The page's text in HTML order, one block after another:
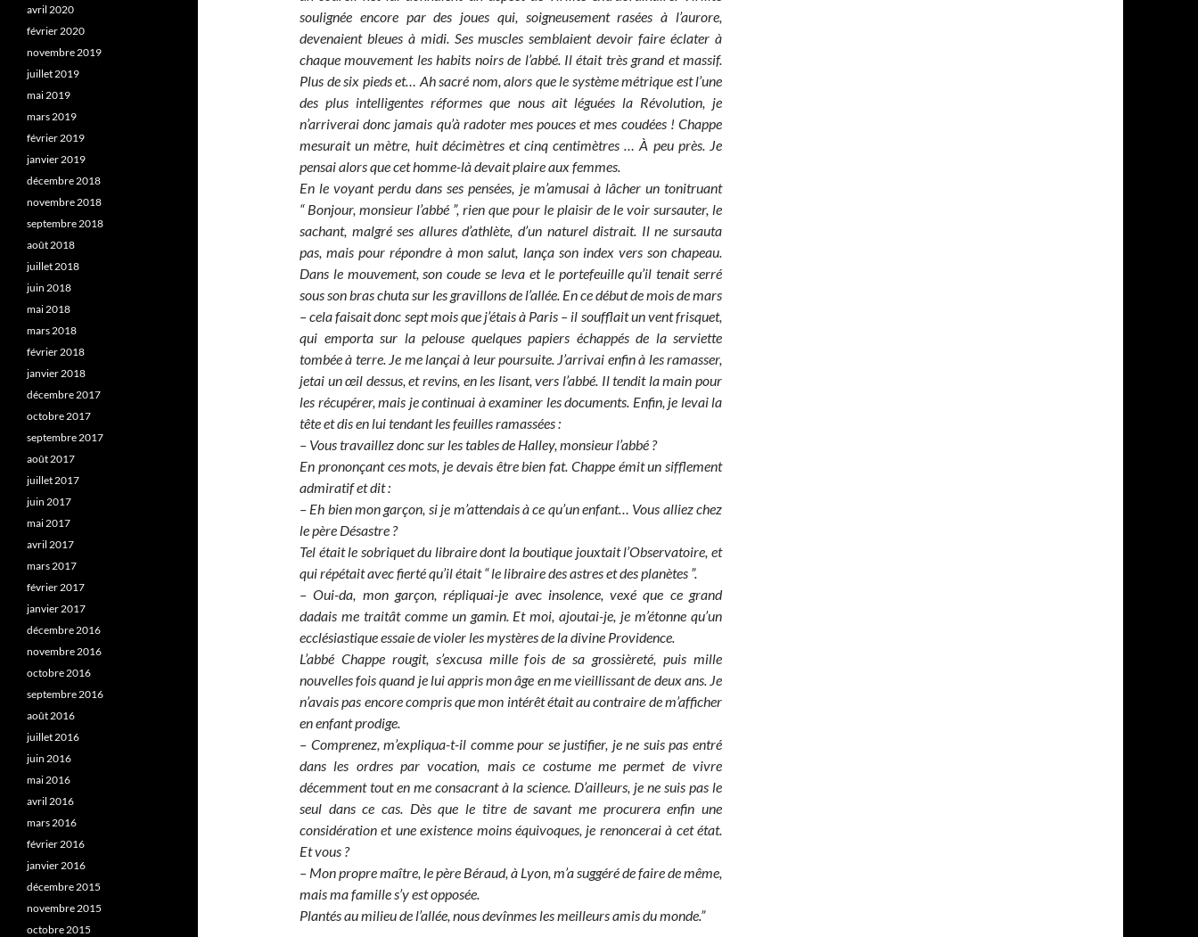
soulignée encore par des joues qui, soigneusement rasées à l’aurore,
devenaient bleues à midi. Ses muscles semblaient devoir faire éclater à
chaque mouvement les habits noirs de l’abbé. Il était très grand et massif.
Plus de six pieds et… Ah sacré nom, alors que le système métrique est l’une
des plus intelligentes réformes que nous ait léguées la Révolution, je
n’arriverai donc jamais qu’à radoter mes pouces et mes coudées ! Chappe
mesurait un mètre, huit décimètres et cinq centimètres … À peu près. Je
pensai alors que cet homme-là devait plaire aux femmes.
En le voyant perdu dans ses pensées, je m’amusai à lâcher un tonitruant
“ Bonjour, monsieur l’abbé ”, rien que pour le plaisir de le voir sursauter, le
sachant, malgré ses allures d’athlète, d’un naturel distrait. Il ne sursauta
pas, mais pour répondre à mon salut, lança son index vers son chapeau.
Dans le mouvement, son coude se leva et le portefeuille qu’il tenait serré
sous son bras chuta sur les gravillons de l’allée. En ce début de mois de mars
– cela faisait donc sept mois que j’étais à Paris – il soufflait un vent frisquet,
qui emporta sur la pelouse quelques papiers échappés de la serviette
tombée à terre. Je me lançai à leur poursuite. J’arrivai enfin à les ramasser,
jetai un œil dessus, et revins, en les lisant, vers l’abbé. Il tendit la main pour
les récupérer, mais je continuai à examiner les documents. Enfin, je levai la
tête et dis en lui tendant les feuilles ramassées :
– Vous travaillez donc sur les tables de Halley, monsieur l’abbé ?
En prononçant ces mots, je devais être bien fat. Chappe émit un sifflement
admiratif et dit :
– Eh bien mon garçon, si je m’attendais à ce qu’un enfant… Vous alliez chez
le père Désastre ?
Tel était le sobriquet du libraire dont la boutique jouxtait l’Observatoire, et
qui répétait avec fierté qu’il était “ le libraire des astres et des planètes ”.
– Oui-da, mon garçon, répliquai-je avec insolence, vexé que ce grand
dadais me traitât comme un gamin. Et moi, ajoutai-je, je m’étonne qu’un
ecclésiastique essaie de violer les mystères de la divine Providence.
L’abbé Chappe rougit, s’excusa mille fois de sa grossièreté, puis mille
nouvelles fois quand je lui appris mon âge en me vieillissant de deux ans. Je
n’avais pas encore compris que mon intérêt était au contraire de m’afficher
en enfant prodige.
– Comprenez, m’expliqua-t-il comme pour se justifier, je ne suis pas entré
dans les ordres par vocation, mais ce costume me permet de vivre
décemment tout en me consacrant à la science. D’ailleurs, je ne suis pas le
seul dans ce cas. Dès que le titre de savant me procurera enfin une
considération et une existence moins équivoques, je renoncerai à cet état.
Et vous ?
– Mon propre maître, le père Béraud, à Lyon, m’a suggéré de faire de même,
mais ma famille s’y est opposée.
Plantés au milieu de l’allée, nous devînmes les meilleurs amis du monde.”
avril 2020
février 2020
novembre 2019
juillet 2019
mai 2019
mars 2019
février 2019
janvier 2019
décembre 2018
novembre 2018
septembre 2018
août 2018
juillet 2018
juin 2018
mai 2018
mars 2018
février 2018
janvier 2018
décembre 2017
octobre 2017
septembre 2017
août 2017
juillet 2017
juin 2017
mai 2017
avril 2017
mars 2017
février 2017
janvier 2017
décembre 2016
novembre 2016
octobre 2016
septembre 2016
août 2016
juillet 2016
juin 2016
mai 2016
avril 2016
mars 2016
février 2016
janvier 2016
décembre 2015
novembre 2015
octobre 2015